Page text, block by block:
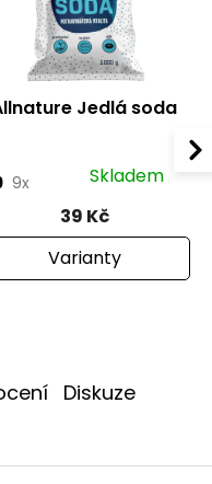
Jedlá soda
9x
Skladem
39 Kč
Varianty
Diskuze